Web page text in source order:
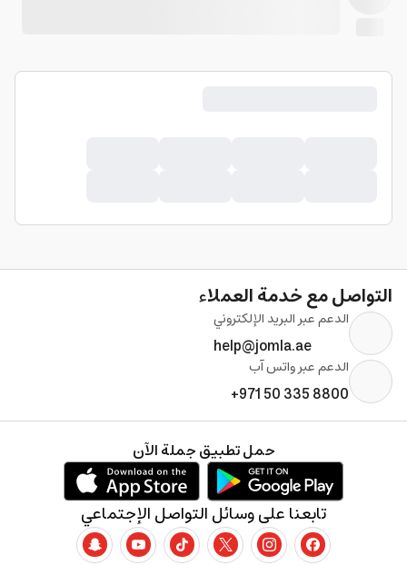
التواصل مع خدمة العملاء
الدعم عبر البريد الإلكتروني
help@jomla.ae
الدعم عبر واتس آب
+971 50 335 8800
تابعنا على وسائل التواصل الإجتماعي
حمل تطبيق جملة الآن